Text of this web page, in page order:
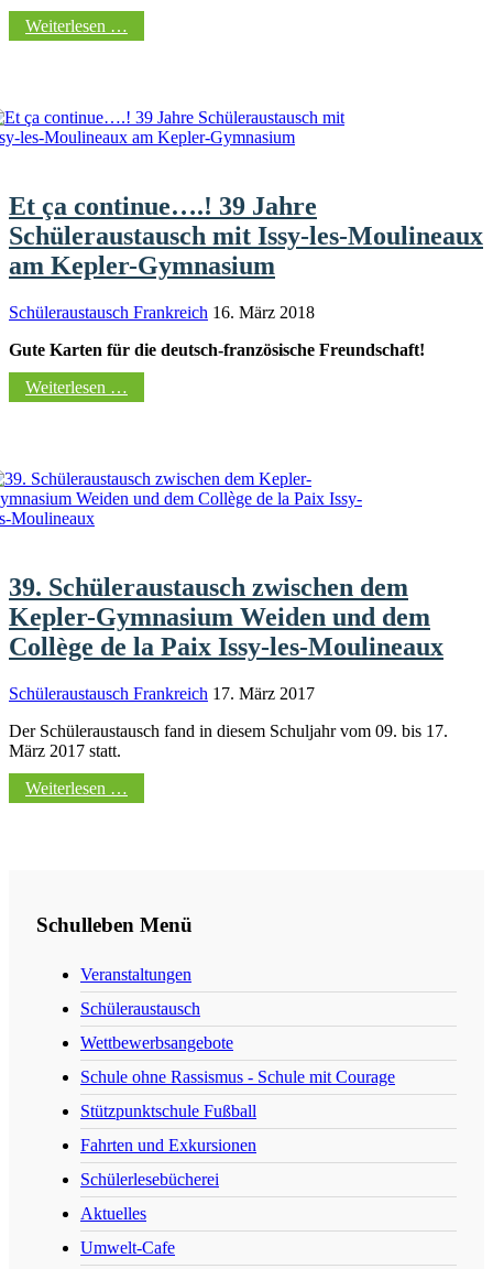
Weiterlesen …
Et ça continue….! 39 Jahre
Schüleraustausch mit Issy-les-Moulineaux
am Kepler-Gymnasium
Schüleraustausch Frankreich 16. März 2018
Gute Karten für die deutsch-französische Freundschaft!
Weiterlesen …
39. Schüleraustausch zwischen dem
Kepler-Gymnasium Weiden und dem
Collège de la Paix Issy-les-Moulineaux
Schüleraustausch Frankreich 17. März 2017
Der Schüleraustausch fand in diesem Schuljahr vom 09. bis 17.
März 2017 statt.
Weiterlesen …
Schulleben Menü
Veranstaltungen
Schüleraustausch
Wettbewerbsangebote
Schule ohne Rassismus - Schule mit Courage
Stützpunktschule Fußball
Fahrten und Exkursionen
Schülerlesebücherei
Aktuelles
Umwelt-Cafe